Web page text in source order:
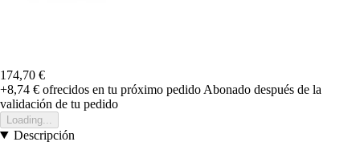
174,70 €
+8,74 € ofrecidos en tu próximo pedido Abonado después de la
validación de tu pedido
Loading...
Descripción